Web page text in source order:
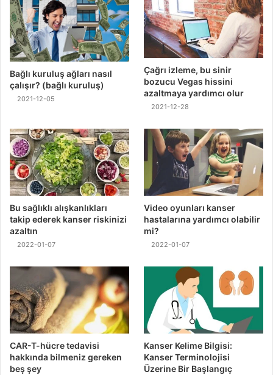
Bağlı kuruluş ağları nasıl
çalışır? (bağlı kuruluş)
2021-12-05
Çağrı izleme, bu sinir
bozucu Vegas hissini
azaltmaya yardımcı olur
2021-12-28
Bu sağlıklı alışkanlıkları
takip ederek kanser riskinizi
azaltın
2022-01-07
Video oyunları kanser
hastalarına yardımcı olabilir
mi?
2022-01-07
CAR-T-hücre tedavisi
hakkında bilmeniz gereken
beş şey
Kanser Kelime Bilgisi:
Kanser Terminolojisi
Üzerine Bir Başlangıç